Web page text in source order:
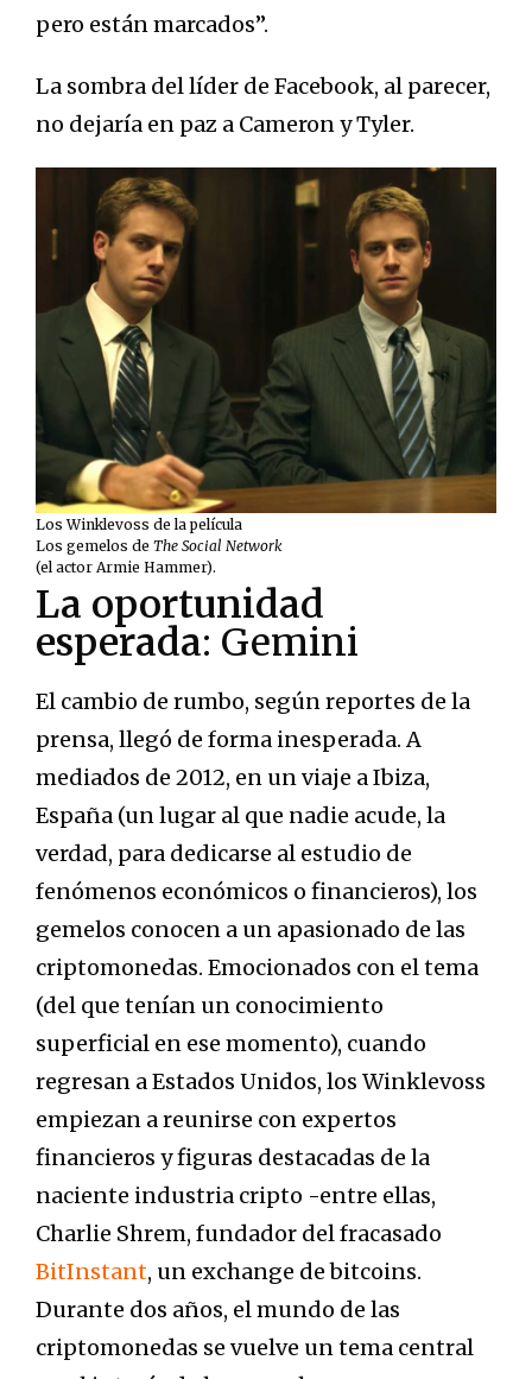
pero están marcados”.
La sombra del líder de Facebook, al parecer,
no dejaría en paz a Cameron y Tyler.
Los Winklevoss de la película
Los gemelos de The Social Network
(el actor Armie Hammer).
La oportunidad
esperada: Gemini
El cambio de rumbo, según reportes de la
prensa, llegó de forma inesperada. A
mediados de 2012, en un viaje a Ibiza,
España (un lugar al que nadie acude, la
verdad, para dedicarse al estudio de
fenómenos económicos o financieros), los
gemelos conocen a un apasionado de las
criptomonedas. Emocionados con el tema
(del que tenían un conocimiento
superficial en ese momento), cuando
regresan a Estados Unidos, los Winklevoss
empiezan a reunirse con expertos
financieros y figuras destacadas de la
naciente industria cripto -entre ellas,
Charlie Shrem, fundador del fracasado
BitInstant, un exchange de bitcoins.
Durante dos años, el mundo de las
criptomonedas se vuelve un tema central